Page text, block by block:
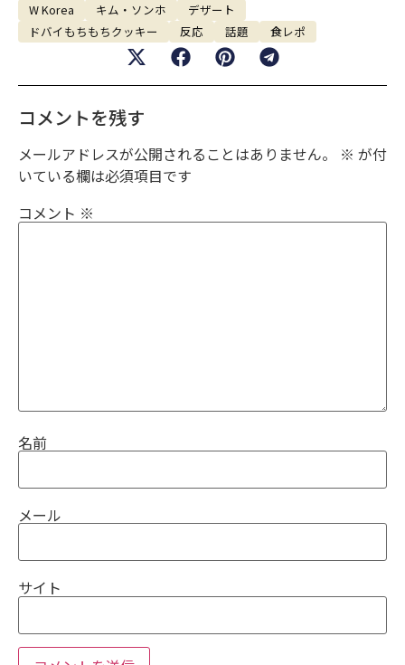
W Korea キム・ソンホ
デザート
ドバイもちもちクッキー
反応 話題 食レポ
コメントを残す
メールアドレスが公開されることはありません。 ※ が付
いている欄は必須項目です
コメント ※
名前
メール
サイト